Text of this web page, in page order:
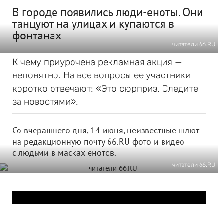
В городе появились люди-еноты. Они
танцуют на улицах и купаются в
фонтанах
читатели 66.RU
К чему приурочена рекламная акция —
непонятно. На все вопросы ее участники
коротко отвечают: «Это сюрприз. Следите
за новостями».
Со вчерашнего дня, 14 июня, неизвестные шлют
на редакционную почту 66.RU фото и видео
с людьми в масках енотов.
читатели 66.RU